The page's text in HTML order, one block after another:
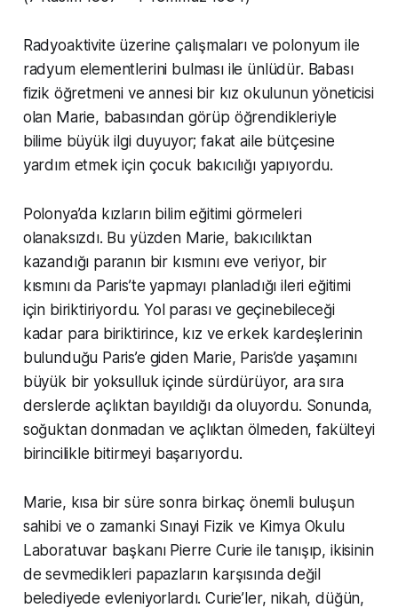
Radyoaktivite üzerine çalışmaları ve polonyum ile
radyum elementlerini bulması ile ünlüdür. Babası
fizik öğretmeni ve annesi bir kız okulunun yöneticisi
olan Marie, babasından görüp öğrendikleriyle
bilime büyük ilgi duyuyor; fakat aile bütçesine
yardım etmek için çocuk bakıcılığı yapıyordu.
Polonya’da kızların bilim eğitimi görmeleri
olanaksızdı. Bu yüzden Marie, bakıcılıktan
kazandığı paranın bir kısmını eve veriyor, bir
kısmını da Paris’te yapmayı planladığı ileri eğitimi
için biriktiriyordu. Yol parası ve geçinebileceği
kadar para biriktirince, kız ve erkek kardeşlerinin
bulunduğu Paris’e giden Marie, Paris’de yaşamını
büyük bir yoksulluk içinde sürdürüyor, ara sıra
derslerde açlıktan bayıldığı da oluyordu. Sonunda,
soğuktan donmadan ve açlıktan ölmeden, fakülteyi
birincilikle bitirmeyi başarıyordu.
Marie, kısa bir süre sonra birkaç önemli buluşun
sahibi ve o zamanki Sınayi Fizik ve Kimya Okulu
Laboratuvar başkanı Pierre Curie ile tanışıp, ikisinin
de sevmedikleri papazların karşısında değil
belediyede evleniyorlardı. Curie’ler, nikah, düğün,